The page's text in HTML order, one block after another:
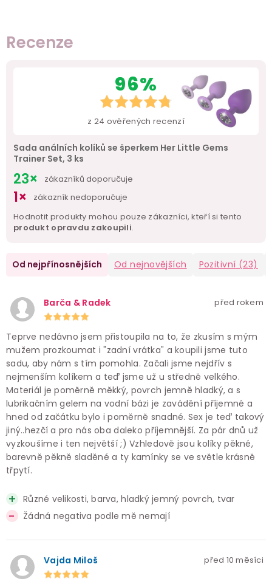
Recenze
96%
z 24 ověřených recenzí
Sada análních kolíků se šperkem Her Little Gems
Trainer Set, 3 ks
23× zákazníků doporučuje
1×
zákazník nedoporučuje
Hodnotit produkty mohou pouze zákazníci, kteří si tento
produkt opravdu zakoupili.
Od nejpřínosnějších Od nejnovějších Pozitivní (23)
Barča & Radek před rokem
Teprve nedávno jsem přistoupila na to, že zkusím s mým
mužem prozkoumat i "zadní vrátka" a koupili jsme tuto
sadu, aby nám s tím pomohla. Začali jsme nejdřív s
nejmenším kolíkem a teď jsme už u středně velkého.
Materiál je poměrně měkký, povrch jemně hladký, a s
lubrikačním gelem na vodní bázi je zavádění příjemné a
hned od začátku bylo i poměrně snadné. Sex je teď takový
jiný..hezčí a pro nás oba daleko příjemnější. Za pár dnů už
vyzkoušíme i ten největší ;) Vzhledově jsou kolíky pěkné,
barevně pěkně sladěné a ty kamínky se ve světle krásně
třpytí.
Různé velikosti, barva, hladký jemný povrch, tvar
Žádná negativa podle mě nemají
Vajda Miloš před 10 měsíci